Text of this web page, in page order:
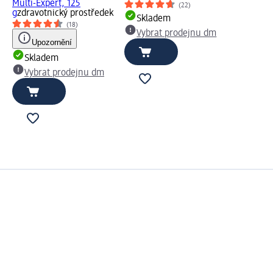
Multi-Expert, 125
gzdravotnický prostředek
(18)
Upozornění
Skladem
Vybrat prodejnu dm
(22)
Skladem
Vybrat prodejnu dm